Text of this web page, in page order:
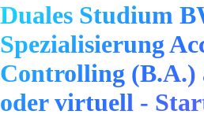
Duales Studium
Spezialisierung
Controlling (B.A.)
oder virtuell -